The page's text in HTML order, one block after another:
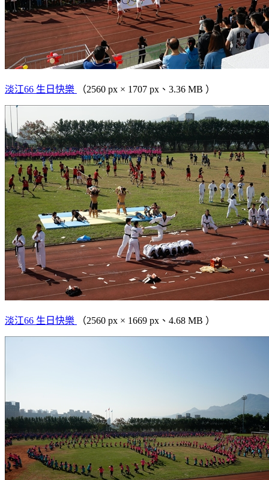
淡江66 生日快樂 （2560 px × 1707 px、3.36 MB ）
淡江66 生日快樂 （2560 px × 1669 px、4.68 MB ）